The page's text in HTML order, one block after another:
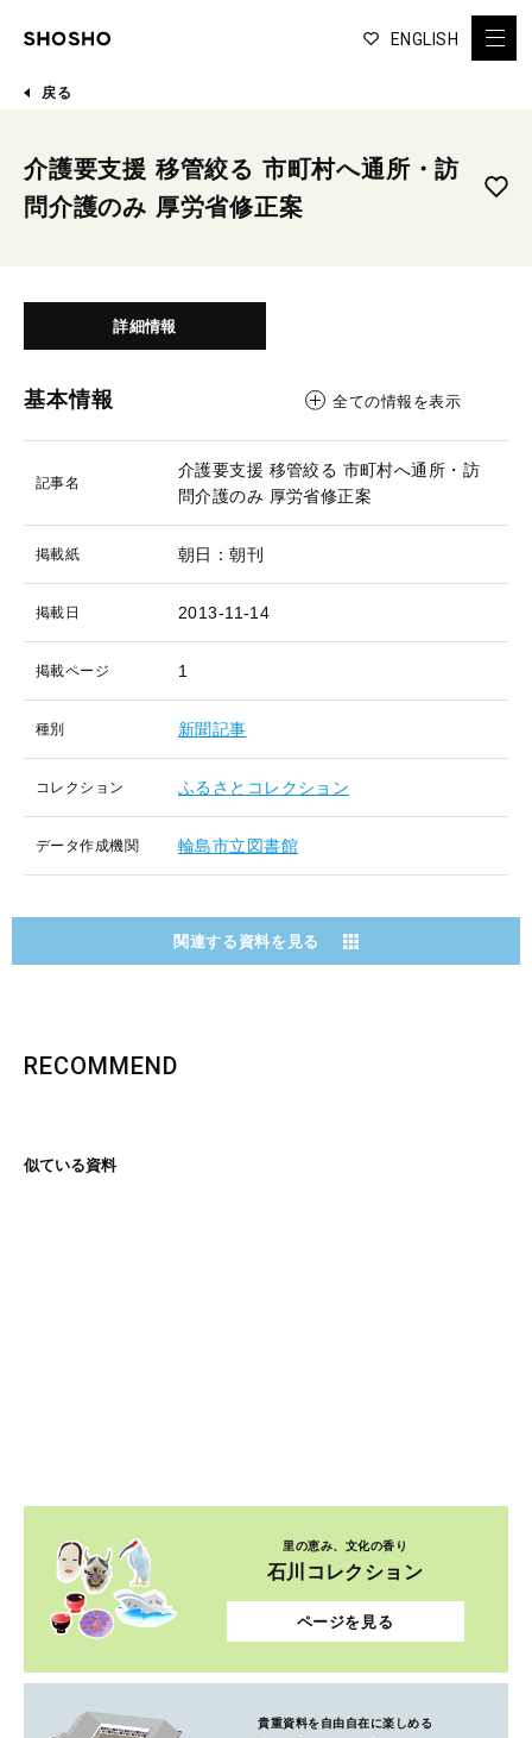
ENGLISH
戻る
介護要支援 移管絞る 市町村へ通所・訪
問介護のみ 厚労省修正案
詳細情報
基本情報 全ての情報を表示
記事名
介護要支援 移管絞る 市町村へ通所・訪
問介護のみ 厚労省修正案
掲載紙 朝日：朝刊
掲載日 2013-11-14
掲載ページ 1
種別 新聞記事
コレクション ふるさとコレクション
データ作成機関 輪島市立図書館
関連する資料を見る
RECOMMEND
似ている資料
里の恵み、文化の香り
石川コレクション
ページを見る
貴重資料を自由自在に楽しめる